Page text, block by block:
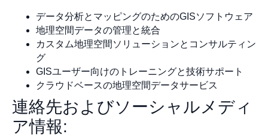
データ分析とマッピングのためのGISソフトウェア
地理空間データの管理と統合
カスタム地理空間ソリューションとコンサルティン
グ
GISユーザー向けのトレーニングと技術サポート
クラウドベースの地理空間データサービス
連絡先およびソーシャルメディ
ア情報: